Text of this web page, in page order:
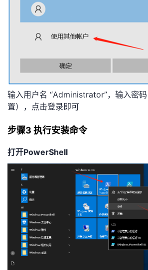
输入用户名 “Administrator”，输入密
置），点击登录即可
步骤3 执行安装命令
打开PowerShell